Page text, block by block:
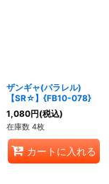
ザンギャ(パラレル)
【SR☆】{FB10-078}
1,080円(税込)
在庫数 4枚
カートに入れる